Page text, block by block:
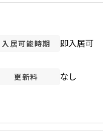
入居可能時期 即入居可
更新料 なし